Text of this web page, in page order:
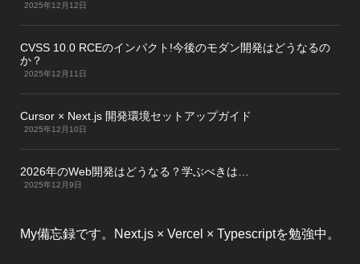
2025年12月12日
CVSS 10.0 RCEのインパクト!今後のモダン開発はどうなるの
か？
2025年12月11日
Cursor × Next.js 開発環境セットアップガイド
2025年12月10日
2026年のWeb開発はどうなる？学ぶべきは…
2025年12月9日
My備忘録です。Next.js × Vercel × Typescriptを勉強中。